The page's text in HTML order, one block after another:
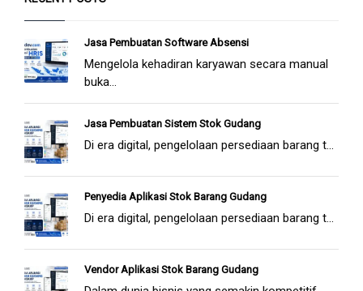
Jasa Pembuatan Software Absensi
Mengelola kehadiran karyawan secara manual
buka...
Jasa Pembuatan Sistem Stok Gudang
Di era digital, pengelolaan persediaan barang t...
Penyedia Aplikasi Stok Barang Gudang
Di era digital, pengelolaan persediaan barang t...
Vendor Aplikasi Stok Barang Gudang